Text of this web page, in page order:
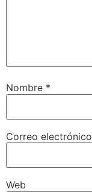
Nombre *
Correo electrónico
Web